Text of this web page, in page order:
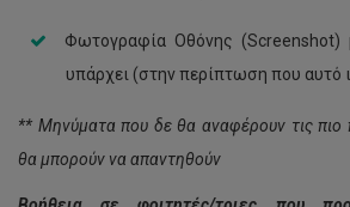
Φωτογραφία Οθόνης
υπάρχει (στην περίπτωση που αυτό
** Μηνύματα που δε θα αναφέρουν τις
θα μπορούν να απαντηθούν